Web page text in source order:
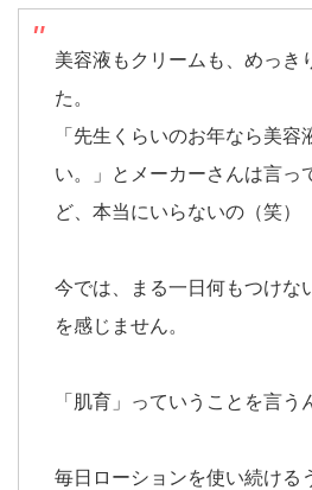
美容液もクリームも、めっき
た。
「先生くらいのお年なら美容
い。」とメーカーさんは言っ
ど、本当にいらないの（笑）
今では、まる一日何もつけな
を感じません。
「肌育」っていうことを言う
毎日ローションを使い続ける